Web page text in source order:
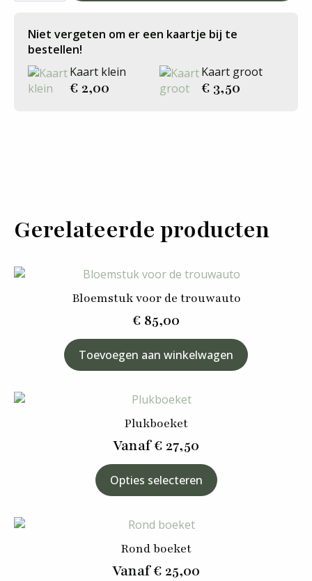
Niet vergeten om er een kaartje bij te
bestellen!
Kaart klein
€ 2,00
Kaart groot
€ 3,50
Gerelateerde producten
Bloemstuk voor de trouwauto
€ 85,00
Toevoegen aan winkelwagen
Plukboeket
Vanaf€ 27,50
Opties selecteren
Dit
product
meerdere
variaties.
optie
Rond boeket
Vanaf€ 25,00